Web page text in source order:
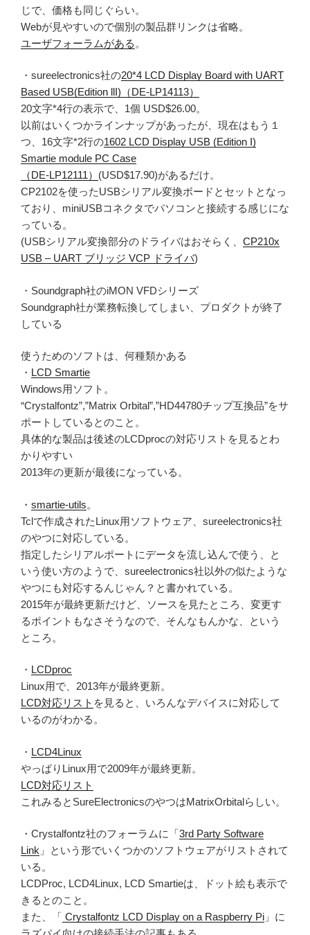
じで、価格も同じぐらい。
Webが見やすいので個別の製品群リンクは省略。
ユーザフォーラムがある 。
・sureelectronics社の20*4 LCD Display Board with UART
Based USB(Edition llI)（DE-LP14113）
20文字*4行の表示で、1個 USD$26.00。
以前はいくつかラインナップがあったが、現在はもう１
つ、16文字*2行の1602 LCD Display USB (Edition I)
Smartie module PC Case
（DE-LP12111） (USD$17.90)があるだけ。
CP2102を使ったUSBシリアル変換ボードとセットとなっ
ており、miniUSBコネクタでパソコンと接続する感じにな
っている。
(USBシリアル変換部分のドライバはおそらく、 CP210x
USB – UART ブリッジ VCP ドライバ)
・Soundgraph社のiMON VFDシリーズ
Soundgraph社が業務転換してしまい、プロダクトが終了
している
使うためのソフトは、何種類かある
・ LCD Smartie
Windows用ソフト。
“Crystalfontz”,”Matrix Orbital”,”HD44780チップ互換品”をサ
ポートしているとのこと。
具体的な製品は後述のLCDprocの対応リストを見るとわ
かりやすい
2013年の更新が最後になっている。
・ smartie-utils。
Tclで作成されたLinux用ソフトウェア、sureelectronics社
のやつに対応している。
指定したシリアルポートにデータを流し込んで使う、と
いう使い方のようで、sureelectronics社以外の似たような
やつにも対応するんじゃん？と書かれている。
2015年が最終更新だけど、ソースを見たところ、変更す
るポイントもなさそうなので、そんなもんかな、という
ところ。
・ LCDproc
Linux用で、2013年が最終更新。
LCD対応リスト を見ると、いろんなデバイスに対応して
いるのがわかる。
・ LCD4Linux
やっぱりLinux用で2009年が最終更新。
LCD対応リスト
これみるとSureElectronicsのやつはMatrixOrbitalらしい。
・Crystalfontz社のフォーラムに「3rd Party Software
Link 」という形でいくつかのソフトウェアがリストされて
いる。
LCDProc, LCD4Linux, LCD Smartieは、ドット絵も表示で
きるとのこと。
また、「 Crystalfontz LCD Display on a Raspberry Pi 」に